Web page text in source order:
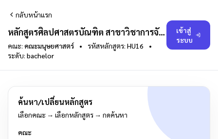
กลับหน้าแรก
หลักสูตรศิลปศาสตรบัณฑิต สาขาวิชาการจัดการการท่องเที่ยว
คณะ: คณะมนุษยศาสตร์ • รหัสหลักสูตร: HU16
•
ระดับ: bachelor
เข้าสู่
ระบบ
ค้นหา/เปลี่ยนหลักสูตร
เลือกคณะ → เลือกหลักสูตร → กดค้นหา
คณะ